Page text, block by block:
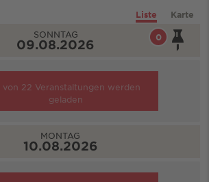
Liste Karte
0
SONNTAG
09.08.2026
von 22 Veranstaltungen werden
geladen
MONTAG
10.08.2026